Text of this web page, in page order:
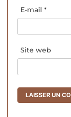
E-mail *
Site web